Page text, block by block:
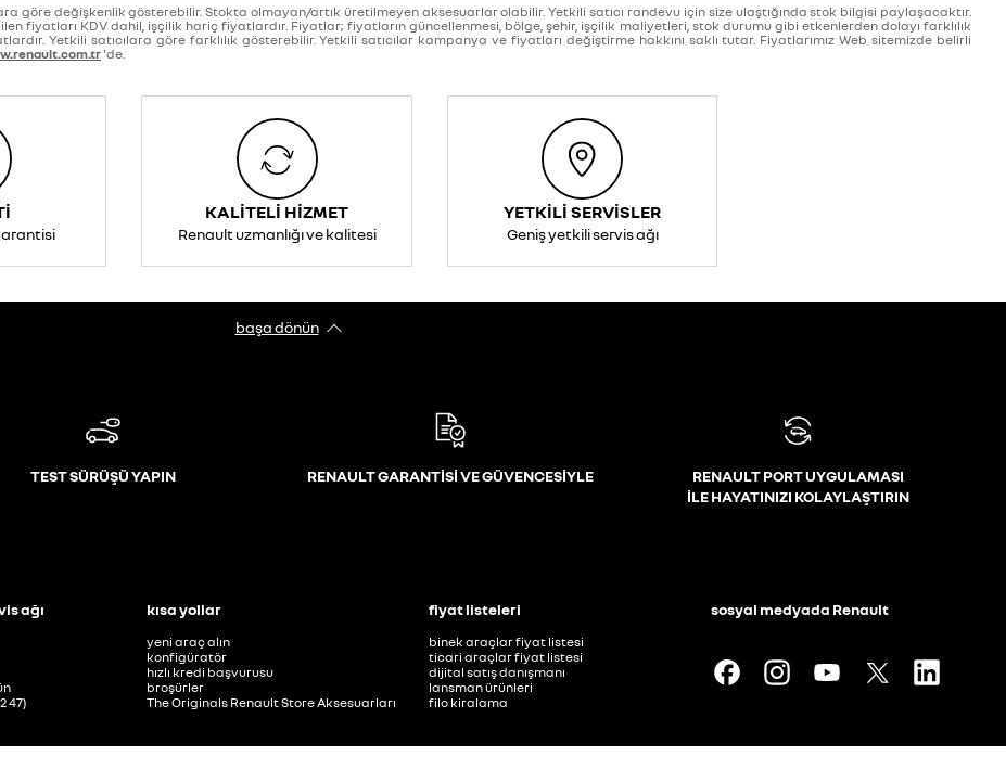
göre değişkenlik gösterebilir. Stokta olmayan/artık üretilmeyen aksesuarlar olabilir. Yetkili satıcı randevu için size ulaştığında stok bilgisi paylaşacaktır.
fiyatları KDV dahil, işçilik hariç fiyatlardır. Fiyatlar; fiyatların güncellenmesi, bölge, şehir, işçilik maliyetleri, stok durumu gibi etkenlerden dolayı farklılık
Yetkili satıcılara göre farklılık gösterebilir. Yetkili satıcılar kampanya ve fiyatları değiştirme hakkını saklı tutar. Fiyatlarımız Web sitemizde belirli
'de.
KALİTELİ HİZMET
Renault uzmanlığı ve kalitesi
YETKİLİ SERVİSLER
Geniş yetkili servis ağı
başa dönün
TEST SÜRÜŞÜ YAPIN RENAULT GARANTİSİ VE GÜVENCESİYLE
RENAULT PORT UYGULAMASI
İLE HAYATINIZI KOLAYLAŞTIRIN
ağı
47)
kısa yollar
yeni araç alın
konfigüratör
hızlı kredi başvurusu
broşürler
The Originals Renault Store Aksesuarları
fiyat listeleri
binek araçlar fiyat listesi
ticari araçlar fiyat listesi
dijital satış danışmanı
lansman ürünleri
filo kiralama
sosyal medyada Renault